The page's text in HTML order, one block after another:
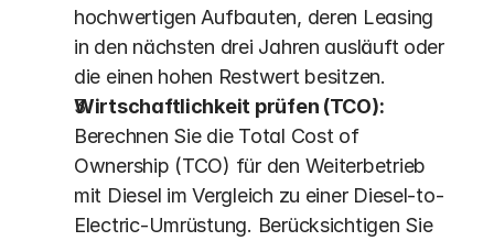
hochwertigen Aufbauten, deren Leasing
in den nächsten drei Jahren ausläuft oder
die einen hohen Restwert besitzen.
Wirtschaftlichkeit prüfen (TCO):
Berechnen Sie die Total Cost of
Ownership (TCO) für den Weiterbetrieb
mit Diesel im Vergleich zu einer Diesel-to-
Electric-Umrüstung. Berücksichtigen Sie